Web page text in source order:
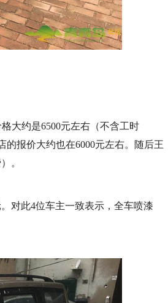
大约是6500元左右（不含工时
的报价大约也在6000元左右。随后王
。
对此4位车主一致表示，全车喷漆